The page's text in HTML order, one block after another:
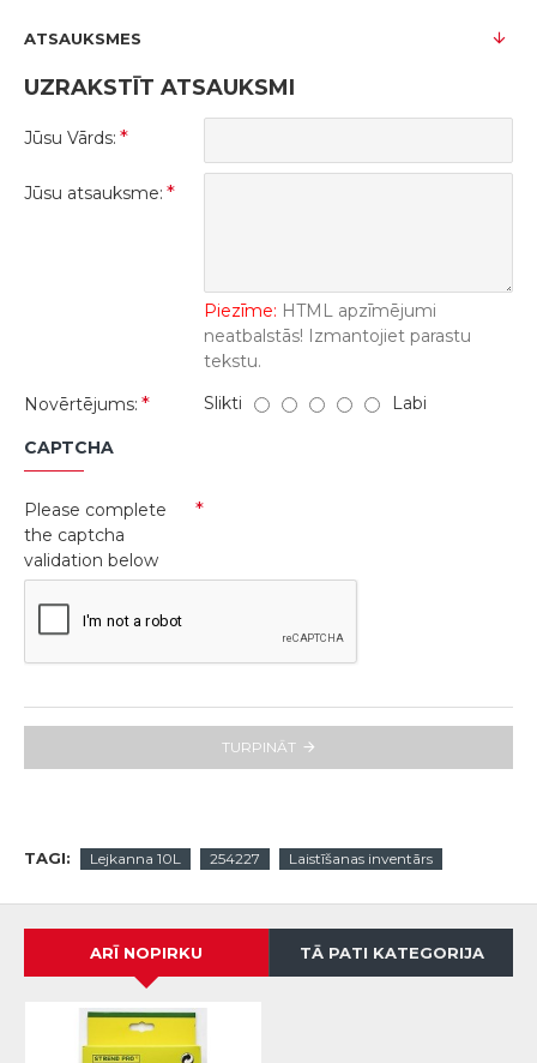
ATSAUKSMES
UZRAKSTĪT ATSAUKSMI
Jūsu Vārds:
Jūsu atsauksme:
Piezīme: HTML apzīmējumi
neatbalstās! Izmantojiet parastu
tekstu.
Novērtējums:
Slikti Labi
CAPTCHA
Please complete
the captcha
validation below
TURPINĀT
TAGI: Lejkanna 10L 254227 Laistīšanas inventārs
ARĪ NOPIRKU TĀ PATI KATEGORIJA